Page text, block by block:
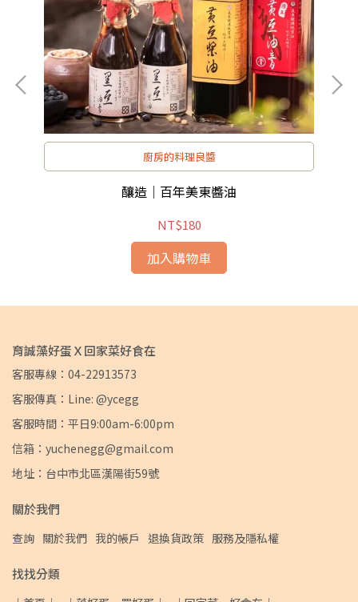
廚房的料理良醬
釀造｜百年美東醬油
NT$180
加入購物車
育誠藻好蛋Ｘ回家菜好食在
客服專線：04-22913573
客服傳真：Line: @ycegg
客服時間：平日9:00am-6:00pm
信箱：yuchenegg@gmail.com
地址：台中市北區漢陽街59號
關於我們
查詢 關於我們 我的帳戶 退換貨政策 服務及隱私權
找找分類